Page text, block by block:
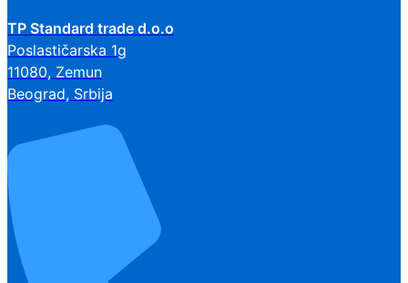
TP Standard trade d.o.o
Poslastičarska 1g
11080, Zemun
Beograd, Srbija